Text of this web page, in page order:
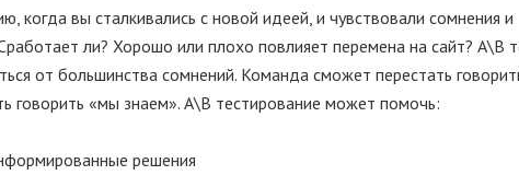
когда вы сталкивались с новой идеей, и чувствовали сомнения и
ли? Хорошо или плохо повлияет перемена на сайт? А\В
от большинства сомнений. Команда сможет перестать
говорить «мы знаем». А\В тестирование может помочь:
решения